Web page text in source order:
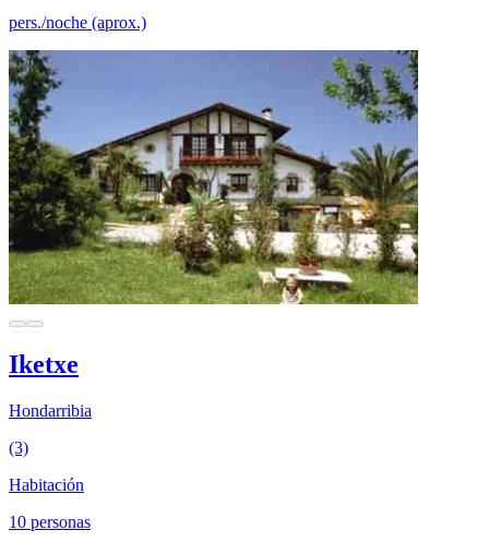
pers./noche (aprox.)
Iketxe
Hondarribia
(3)
Habitación
10 personas